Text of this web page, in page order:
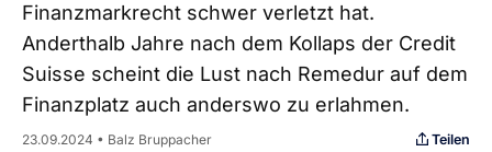
Finanzmarkrecht schwer verletzt hat.
Anderthalb Jahre nach dem Kollaps der Credit
Suisse scheint die Lust nach Remedur auf dem
Finanzplatz auch anderswo zu erlahmen.
23.09.2024 • Balz Bruppacher Teilen